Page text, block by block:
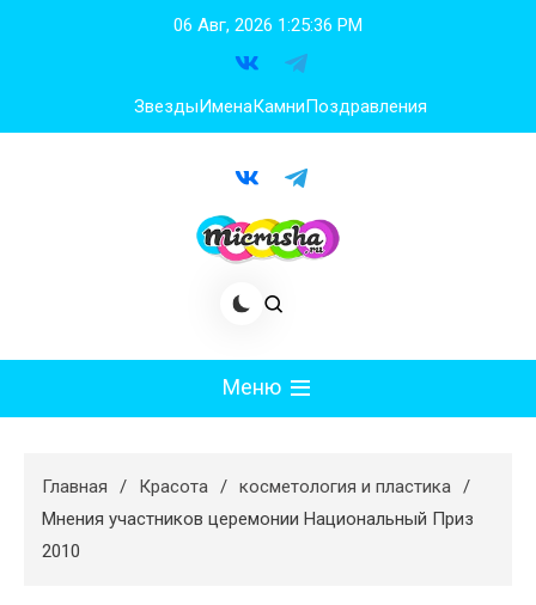
06 Авг, 2026 1:25:37 PM
ЗвездыИменаКамниПоздравления
Меню
Худеем
Психология
Главная Красота
косметология и пластика
Мнения участников церемонии Национальный Приз
2010